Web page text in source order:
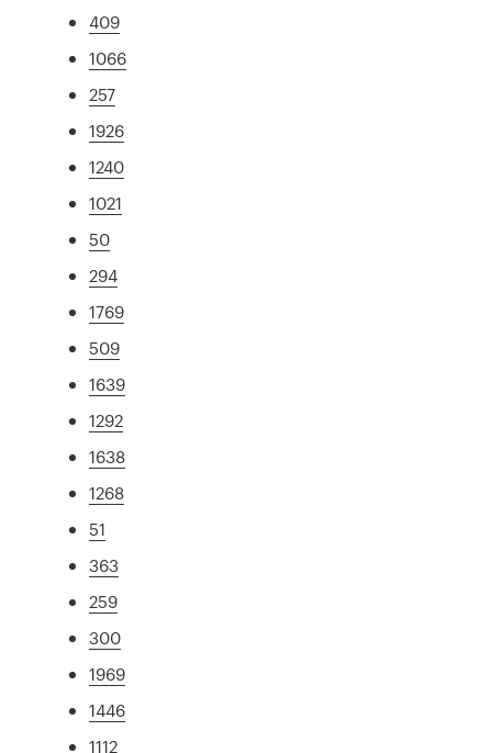
409
1066
257
1926
1240
1021
50
294
1769
509
1639
1292
1638
1268
51
363
259
300
1969
1446
1112